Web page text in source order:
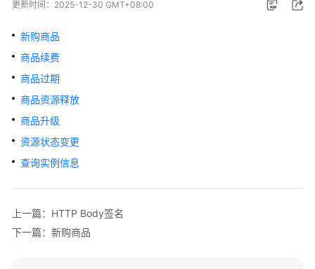
户
指
南
商
家
指
南
什
么
更新时间： 2025-12-30 GMT+08:00
新购商品
商品续费
商品过期
商品资源释放
商品升级
资源状态变更
查询实例信息
上一篇：HTTP Body签名
下一篇：新购商品